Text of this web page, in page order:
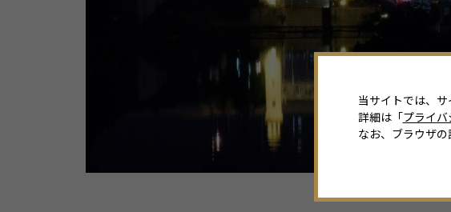
当サイトでは、
詳細は「プライバ
なお、ブラウザ